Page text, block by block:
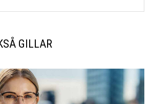
GILLAR